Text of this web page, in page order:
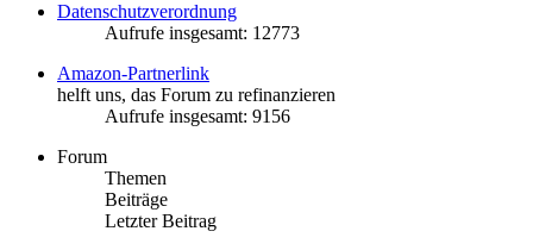
Datenschutzverordnung
Aufrufe insgesamt: 12773
Amazon-Partnerlink
helft uns, das Forum zu refinanzieren
Aufrufe insgesamt: 9156
Forum
Themen
Beiträge
Letzter Beitrag